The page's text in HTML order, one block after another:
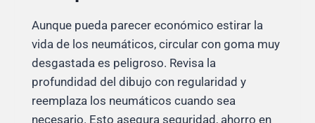
Aunque pueda parecer económico estirar la
vida de los neumáticos, circular con goma muy
desgastada es peligroso. Revisa la
profundidad del dibujo con regularidad y
reemplaza los neumáticos cuando sea
necesario. Esto asegura seguridad, ahorro en